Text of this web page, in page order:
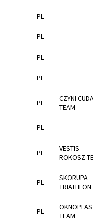
PL
PL
PL
PL
PL
CZYNI
TEAM
PL
PL
VESTIS -
ROKOSZ
PL
SKORUPA
TRIATHLON
PL
TEAM